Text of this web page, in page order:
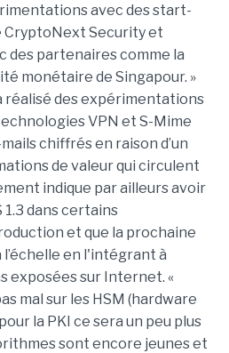
avec des start-
CryptoNext Security et
des partenaires comme la
monétaire de Singapour. »
réalisé des expérimentations
VPN et S-Mime
chiffrés en raison d’un
de valeur qui circulent
indique par ailleurs avoir
dans certains
et que la prochaine
en l'intégrant à
exposées sur Internet. «
mal sur les HSM (hardware
la PKI ce sera un peu plus
sont encore jeunes et